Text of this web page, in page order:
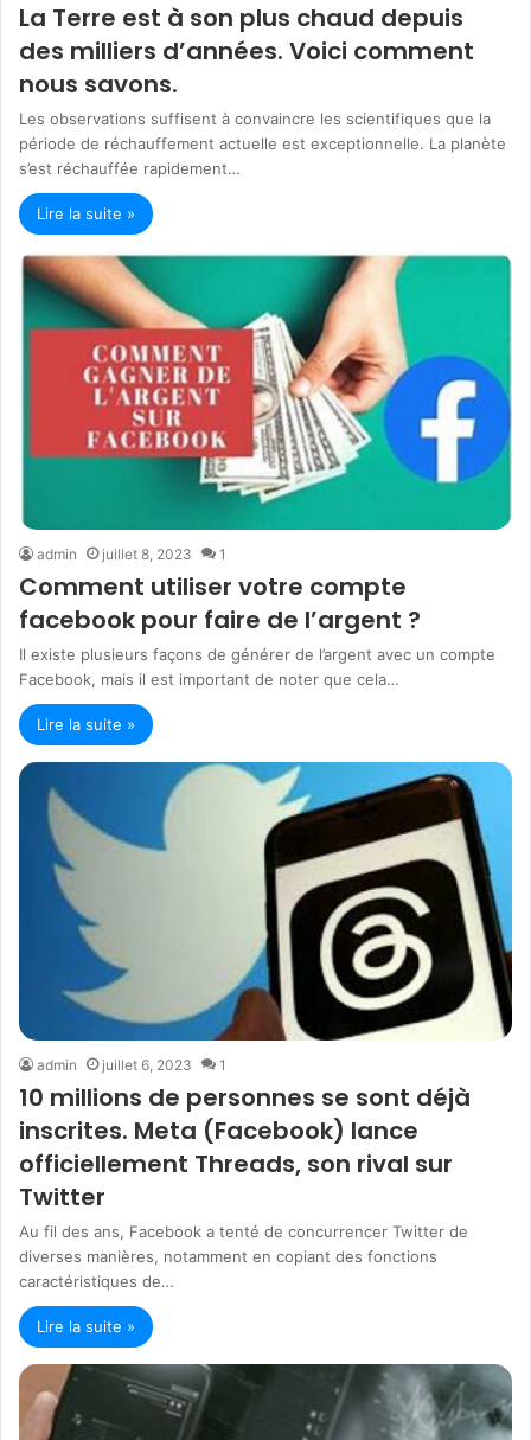
La Terre est à son plus chaud depuis
des milliers d’années. Voici comment
nous savons.
Les observations suffisent à convaincre les scientifiques que la
période de réchauffement actuelle est exceptionnelle. La planète
s’est réchauffée rapidement…
Lire la suite »
admin juillet 8, 2023 1
Comment utiliser votre compte
facebook pour faire de l’argent ?
Il existe plusieurs façons de générer de l’argent avec un compte
Facebook, mais il est important de noter que cela…
Lire la suite »
admin juillet 6, 2023 1
10 millions de personnes se sont déjà
inscrites. Meta (Facebook) lance
officiellement Threads, son rival sur
Twitter
Au fil des ans, Facebook a tenté de concurrencer Twitter de
diverses manières, notamment en copiant des fonctions
caractéristiques de…
Lire la suite »